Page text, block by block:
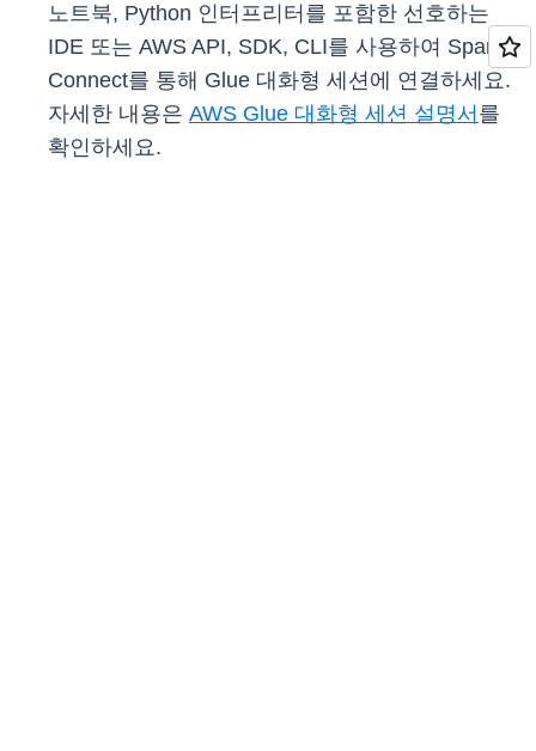
노트북, Python 인터프리터를 포함한 선호하는
IDE 또는 AWS API, SDK, CLI를 사용하여 Spark
Connect를 통해 Glue 대화형 세션에 연결하세요.
자세한 내용은 AWS Glue 대화형 세션 설명서 를
확인하세요.